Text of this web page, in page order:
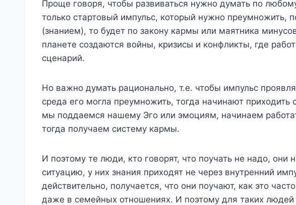
Проще говоря, чтобы развиваться нужно думать по
только стартовый импульс, который нужно преумножить,
(знанием), то будет по закону кармы или маятника
планете создаются войны, кризисы и конфликты, где
сценарий.
Но важно думать рационально, т.е. чтобы импульс
среда его могла преумножить, тогда начинают
мы поддаемся нашему Эго или эмоциям, начинаем
тогда получаем систему кармы.
И поэтому те люди, кто говорят, что поучать не надо,
ситуацию, у них знания приходят не через внутренний
действительно, получается, что они поучают, как это
даже в семейных отношениях. И поэтому для таких